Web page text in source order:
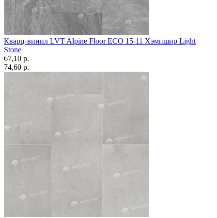
Кварц-винил LVT Alpine Floor ЕСО 15-11 Хэмпшир Light
Stone
67,10 p.
74,60 p.